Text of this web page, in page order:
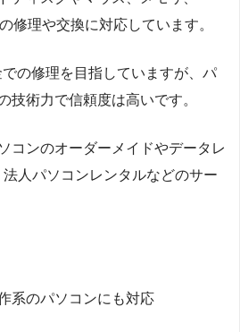
修理や交換に対応しています。
の修理を目指していますが、パ
技術力で信頼度は高いです。
コンのオーダーメイドやデータレ
人パソコンレンタルなどのサー
系のパソコンにも対応